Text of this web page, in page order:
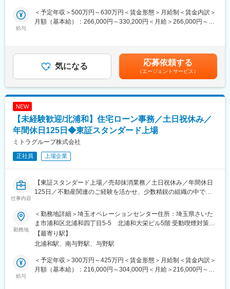
■働き方について：
■会社概要：
久喜市を中心に地域密着で保険サービスを提供する代理店です。
「最善のコンサルティングとアフターフォロー」を理念として
2006年に設立。大手保険会社の商品を複数取り扱い、個人のお客
商品などのご提案を通じて、お客様の人生や事業にかかる様々な
リスクについて適切なコンサルティングを行っています。
変更の範囲：会社の定める業務
る体制を強化したいという想いがあります。
・営業担当や社内外の専門家と連携しながら、融資案件の組立か
ら実行手続き、事後管理までを担っていただきます。
・事業再生等含め、様々なスキームの案件に携わることができま
す。
＜具体的業務＞
・融資窓口対応、電話対応
・財務分析、企業分析、稟議手続、契約書作成、実行オペレーシ
ョン、各種期日管理
・ローン相談受付、審査
・延滞管理、条件変更手続
【当社で働く魅力】
・「脱・銀行」を掲げ、既存のやり方にとらわれず、まずはやっ
・数年前からDX化を強く推進しており、経済産業省と東京証券取
引所が選ぶ「DX銘柄2020、2021」に2年連続で選出されており、
社内外に対する業務の効率化やITを駆使した新規サービス開発に
も力をいれております。
トな環境です。20代でキャリア採用として入社して、今では支店
長を務めている社員もおります。
給与
＜予定年収＞500万円～630万円＜賃金形態＞月給制＜賃金内訳＞
月額（基本給）：266,000円～330,200円＜月給＞266,000円～
り、選考を通じて上下する可能性があります。■昇給：有賃金はあ
くまでも目安の金額であり、選考を通じて上下する可能性があり
ます。月給(月額)は固定手当を含めた表記です。
気になる 応募依頼する
（エージェントサービス）
NEW
【未経験歓迎/北浦和】住宅ローン事務／土日祝休み／
年間休日125日◆東証スタンダード上場
ミトラグループ株式会社
正社員 上場企業
仕事内容
【東証スタンダード上場／売却抹消業務／土日祝休み／年間休日
125日／不動産関連のご経験を活かせ、少数精鋭の組織の中で専
さいたまオペレーションセンターにて新たに立ち上げる「売却抹
消事業」に関する実務をご担当いただきます。
現在、既存マネージャーを中心に体制構築を進めているフェーズ
であり、
運用を整備しながら実務を回していく立ち上げ期のポジションで
す。
勤務地
＜勤務地詳細＞埼玉オペレーションセンター住所：埼玉県さいた
ま市浦和区北浦和四丁目5-5 北浦和大栄ビル5階 受動喫煙対策：
敷地内全面禁煙変更の範囲：会社の定める事業所
【最寄り駅】
北浦和駅、南与野駅、与野駅
給与
＜予定年収＞300万円～425万円＜賃金形態＞月給制＜賃金内訳＞
月額（基本給）：216,000円～304,000円＜月給＞216,000円～